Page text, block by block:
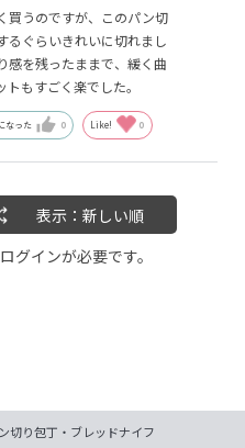
買うのですが、このパン切
るぐらいきれいに切れまし
感を残ったままで、緩く曲
もすごく楽でした。
なった 0 Like! 0
表示：新しい順
ログインが必要です。
切り包丁・ブレッドナイフ